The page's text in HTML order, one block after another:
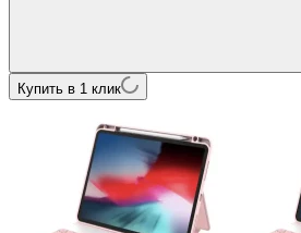
Купить в 1 клик